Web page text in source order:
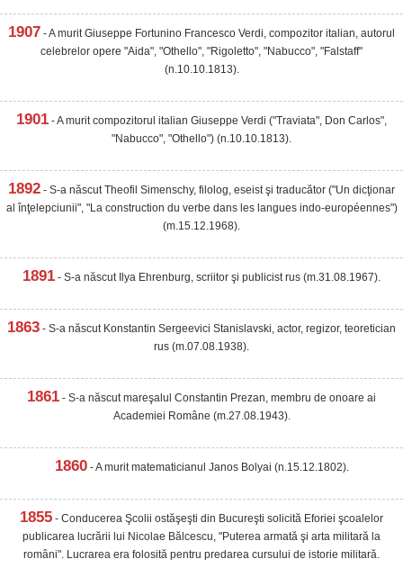
1907 - A murit Giuseppe Fortunino Francesco Verdi, compozitor italian, autorul
celebrelor opere "Aida", "Othello", "Rigoletto", "Nabucco", "Falstaff"
(n.10.10.1813).
1901 - A murit compozitorul italian Giuseppe Verdi ("Traviata", Don Carlos",
"Nabucco", "Othello") (n.10.10.1813).
1892 - S-a născut Theofil Simenschy, filolog, eseist şi traducător ("Un dicţionar
al înţelepciunii", "La construction du verbe dans les langues indo-européennes")
(m.15.12.1968).
1891 - S-a născut Ilya Ehrenburg, scriitor şi publicist rus (m.31.08.1967).
1863 - S-a născut Konstantin Sergeevici Stanislavski, actor, regizor, teoretician
rus (m.07.08.1938).
1861 - S-a născut mareşalul Constantin Prezan, membru de onoare ai
Academiei Române (m.27.08.1943).
1860- A murit matematicianul Janos Bolyai (n.15.12.1802).
1855 - Conducerea Şcolii ostăşeşti din Bucureşti solicită Eforiei şcoalelor
publicarea lucrării lui Nicolae Bălcescu, "Puterea armată şi arta militară la
români". Lucrarea era folosită pentru predarea cursului de istorie militară.